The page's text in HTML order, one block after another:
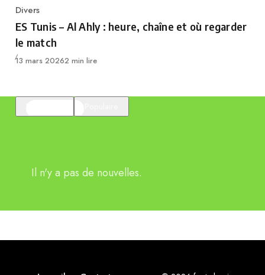
Category
Divers
ES Tunis – Al Ahly : heure, chaîne et où regarder
le match
Publié
13 mars 20262 min lire
Il n'y a pas de nouvelles.